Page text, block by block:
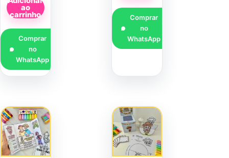
ao
carrinho
Comprar
no
WhatsApp
Comprar
no
WhatsApp